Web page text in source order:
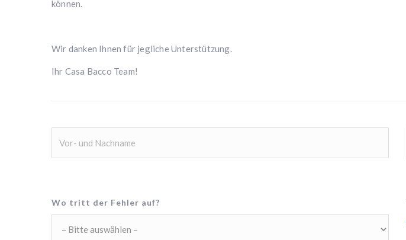
können.
Wir danken Ihnen für jegliche Unterstützung.
Ihr Casa Bacco Team!
Wo tritt der Fehler auf?